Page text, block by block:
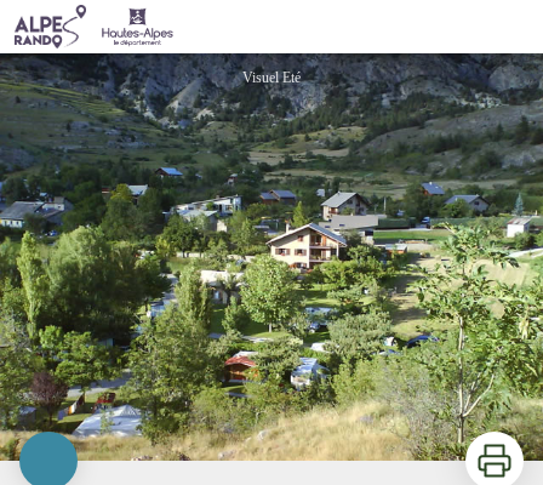
Camping le Verger
Visuel Eté
Imprimer